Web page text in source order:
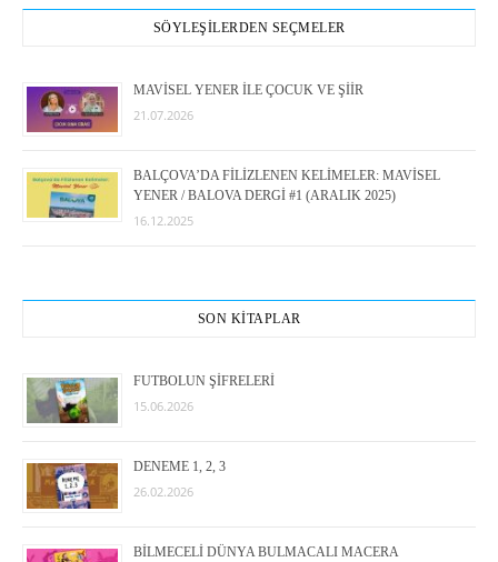
SÖYLEŞİLERDEN SEÇMELER
MAVİSEL YENER İLE ÇOCUK VE ŞİİR
21.07.2026
BALÇOVA’DA FİLİZLENEN KELİMELER: MAVİSEL
YENER / BALOVA DERGİ #1 (ARALIK 2025)
16.12.2025
SON KİTAPLAR
FUTBOLUN ŞİFRELERİ
15.06.2026
DENEME 1, 2, 3
26.02.2026
BİLMECELİ DÜNYA BULMACALI MACERA